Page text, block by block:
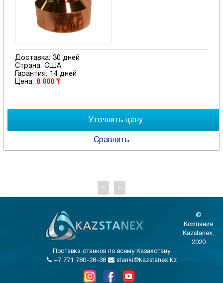
Доставка: 30 дней
Страна: США
Гарантия: 14 дней
Цена: 8 000 ₸
Сравнить
< >
©
Компания
Kazstanex,
2020
Поставка станков по всему Казахстану
+7 771 780-28-38
stanki@kazstanex.kz